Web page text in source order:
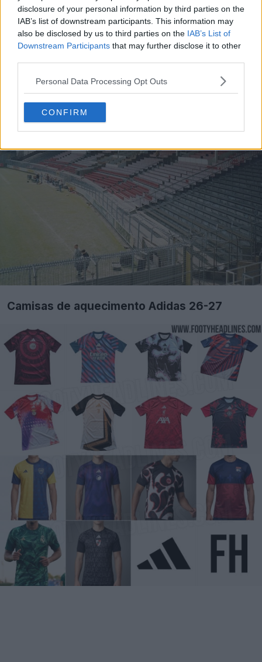
disclosure of your personal information by third parties on the
IAB’s list of downstream participants. This information may
also be disclosed by us to third parties on the IAB’s List of
Downstream Participants that may further disclose it to other
Personal Data Processing Opt Outs
CONFIRM
Camisas de aquecimento Adidas 26-27